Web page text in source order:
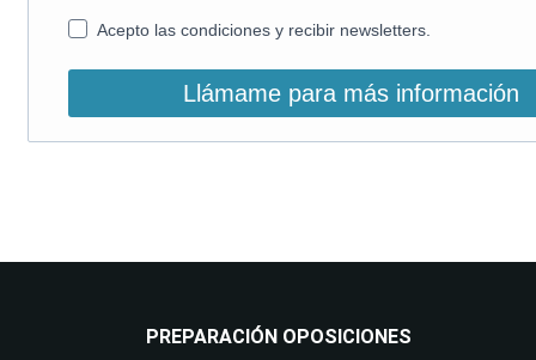
Acepto las condiciones y recibir newsletters.
Llámame para más información
PREPARACIÓN OPOSICIONES